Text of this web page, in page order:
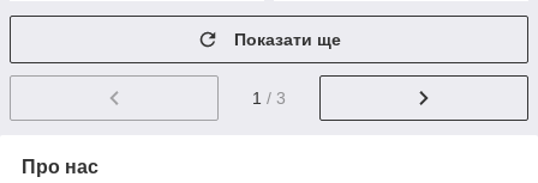
Показати ще
1 / 3
Про нас